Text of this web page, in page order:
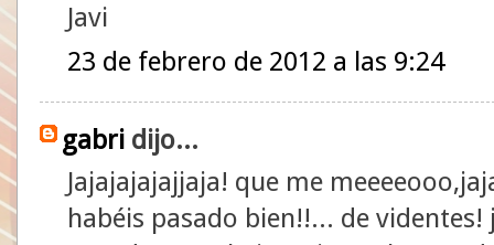
Javi
23 de febrero de 2012 a las 9:24
gabri dijo...
Jajajajajajjaja! que me
habéis pasado bien!!... de